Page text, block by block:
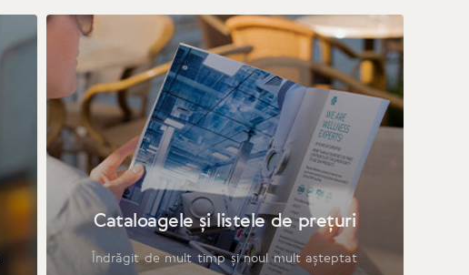
Cataloagele și listele de prețuri
Îndrăgit de mult timp și noul mult așteptat